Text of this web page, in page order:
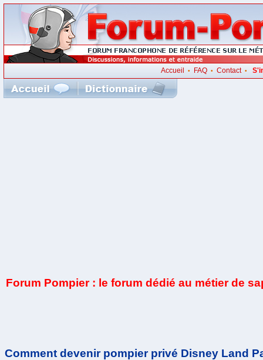
Accueil • FAQ• Contact•
Forum Pompier : le forum dédié au métier de
Comment devenir pompier privé Disney Land